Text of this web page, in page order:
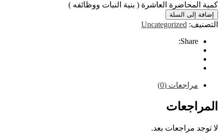
كمية المحاضرة العاشرة ( بنية النبات ووظائفه )
إضافة إلى السلة
التصنيف: Uncategorized
Share:
مراجعات (0)
المراجعات
لا توجد مراجعات بعد.